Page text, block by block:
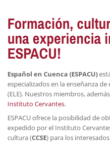
Formación,
una experiencia
ESPACU!
Español en Cuenca (ESPACU)
especializados en la enseñanza
(ELE). Nuestros miembros,
Instituto Cervantes.
ESPACU ofrece la posibilidad de
expedido por el Instituto
cultura (CCSE) para los